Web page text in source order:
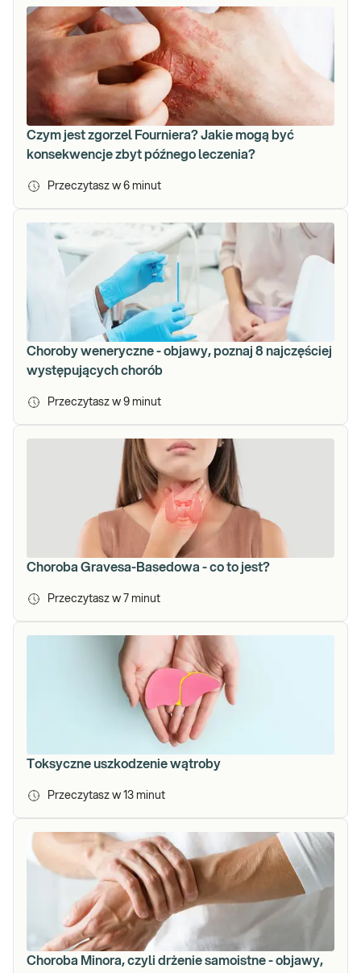
Czym jest zgorzel Fourniera? Jakie mogą być
konsekwencje zbyt późnego leczenia?
Przeczytasz w 6 minut
Choroby weneryczne - objawy, poznaj 8 najczęściej
występujących chorób
Przeczytasz w 9 minut
Choroba Gravesa-Basedowa - co to jest?
Przeczytasz w 7 minut
Toksyczne uszkodzenie wątroby
Przeczytasz w 13 minut
Choroba Minora, czyli drżenie samoistne - objawy,